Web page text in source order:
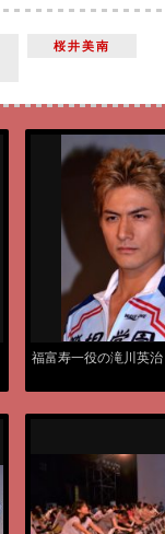
桜井美南
福富寿一役の滝川英治